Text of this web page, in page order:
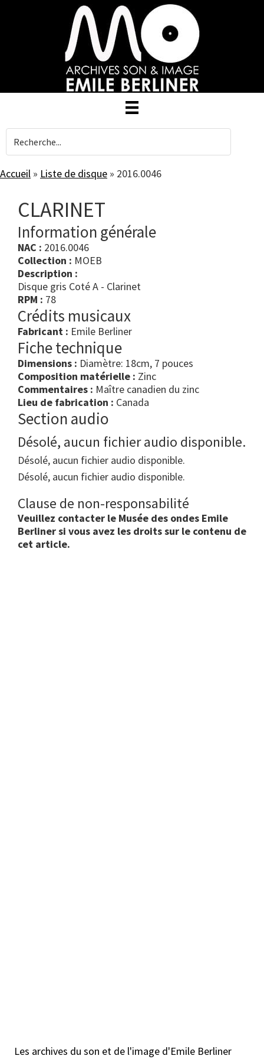
Accueil » Liste de disque » 2016.0046
CLARINET
Information générale
NAC : 2016.0046
Collection : MOEB
Description :
Disque gris Coté A - Clarinet
RPM : 78
Crédits musicaux
Fabricant : Emile Berliner
Fiche technique
Dimensions : Diamètre: 18cm, 7 pouces
Composition matérielle : Zinc
Commentaires : Maître canadien du zinc
Lieu de fabrication : Canada
Section audio
Désolé, aucun fichier audio disponible.
Désolé, aucun fichier audio disponible.
Désolé, aucun fichier audio disponible.
Clause de non-responsabilité
Veuillez contacter le Musée des ondes Emile
Berliner si vous avez les droits sur le contenu de
cet article.
Les archives du son et de l'image d'Emile Berliner